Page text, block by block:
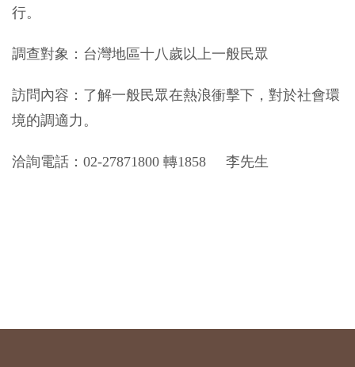
行。
調查對象： 台灣地區十八歲以上一般民眾
訪問內容： 了解一般民眾在熱浪衝擊下，對於社會環
境的調適力。
洽詢電話： 02-27871800 轉1858 李先生